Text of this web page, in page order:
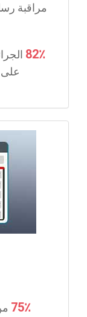
مراقبة
82٪
على
75٪